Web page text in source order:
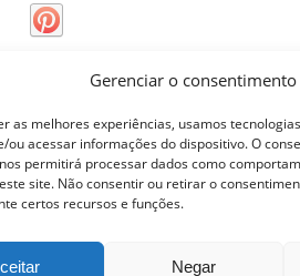
Gerenciar o consentimento
as melhores experiências, usamos
ou acessar informações do dispositivo. O
permitirá processar dados como
site. Não consentir ou retirar o
certos recursos e funções.
Negar